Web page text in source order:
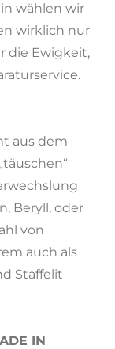
wählen wir
wirklich nur
die Ewigkeit,
aus dem
Beryll, oder
von
auch als
Staffelit
IN